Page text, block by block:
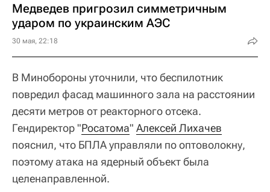
Медведев пригрозил симметричным
ударом по украинским АЭС
30 мая, 22:18
В Минобороны уточнили, что беспилотник
повредил фасад машинного зала на расстоянии
десяти метров от реакторного отсека.
Гендиректор "Росатома" Алексей Лихачев
пояснил, что БПЛА управляли по оптоволокну,
поэтому атака на ядерный объект была
целенаправленной.